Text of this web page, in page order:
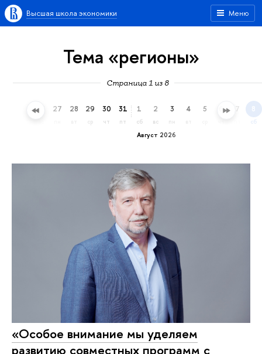
Меню
Высшая школа экономики
Тема «регионы»
Страница 1 из 8
26 27 28 29
ср
30
чт
31
пт
Август 2026
1
сб
2
вс
3
пн
4 5 6 7 8
сб
«Особое внимание мы уделяем
развитию совместных программ с